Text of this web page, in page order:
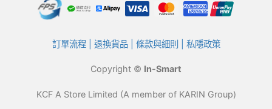
訂單流程| 退換貨品| 條款與細則 私隱政策
Copyright © In-Smart
KCF A Store Limited (A member of KARIN Group)